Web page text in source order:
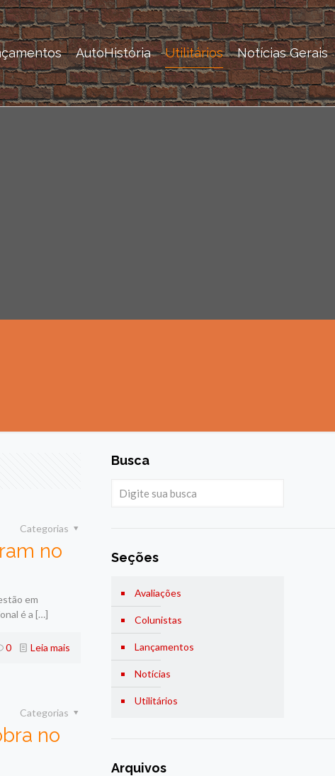
AutoHistória Utilitários Notícias Gerais
Categorias
no
em
é a […]
0 Leia mais
Categorias
no
Busca
Seções
Avaliações
Colunistas
Lançamentos
Notícias
Utilitários
Arquivos